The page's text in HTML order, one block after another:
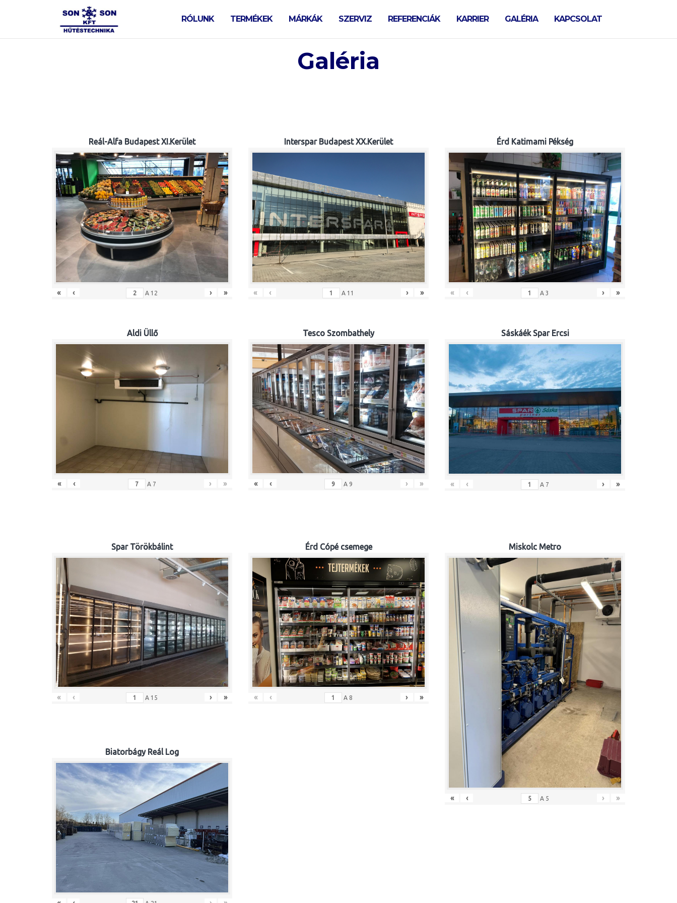
RÓLUNK TERMÉKEK MÁRKÁK SZERVIZ REFERENCIÁK KARRIER GALÉRIA KAPCSOLAT
Galéria
Reál-Alfa Budapest XI.Kerület
« ‹ A 12 › »
Interspar Budapest XX.Kerület
« ‹ A 11 › »
Érd Katimami Pékség
« ‹ A 3 › »
Aldi Üllő
« ‹ A 7 › »
Tesco Szombathely
« ‹ A 9 › »
Sáskáék Spar Ercsi
« ‹ A 7 › »
Spar Törökbálint
« ‹ A 15 › »
Biatorbágy Reál Log
Érd Cópé csemege
« ‹ A 8 › »
Miskolc Metro
« ‹ A 5 › »